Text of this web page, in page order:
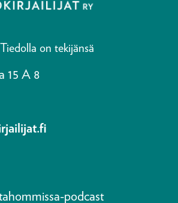
on tekijänsä
15 A 8
podcast